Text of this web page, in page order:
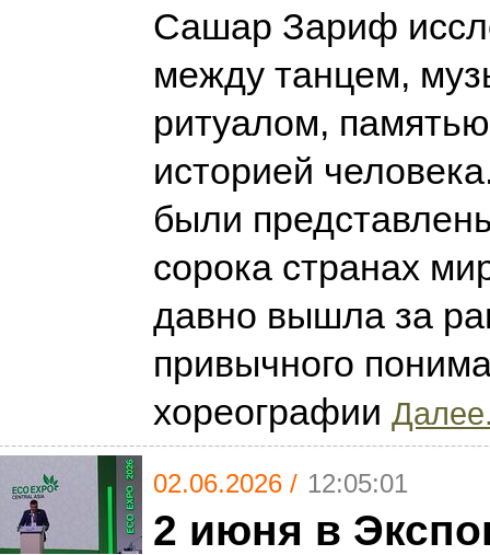
Сашар Зариф
между танцем,
ритуалом,
историей
были
сорока странах
давно вышла за
привычного
хореографии
02.06.2026 / 12:05:01
2 июня в